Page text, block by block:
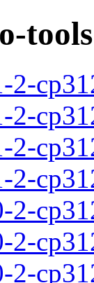
tools
2-
2-
2-
2-
2-
2-
2-